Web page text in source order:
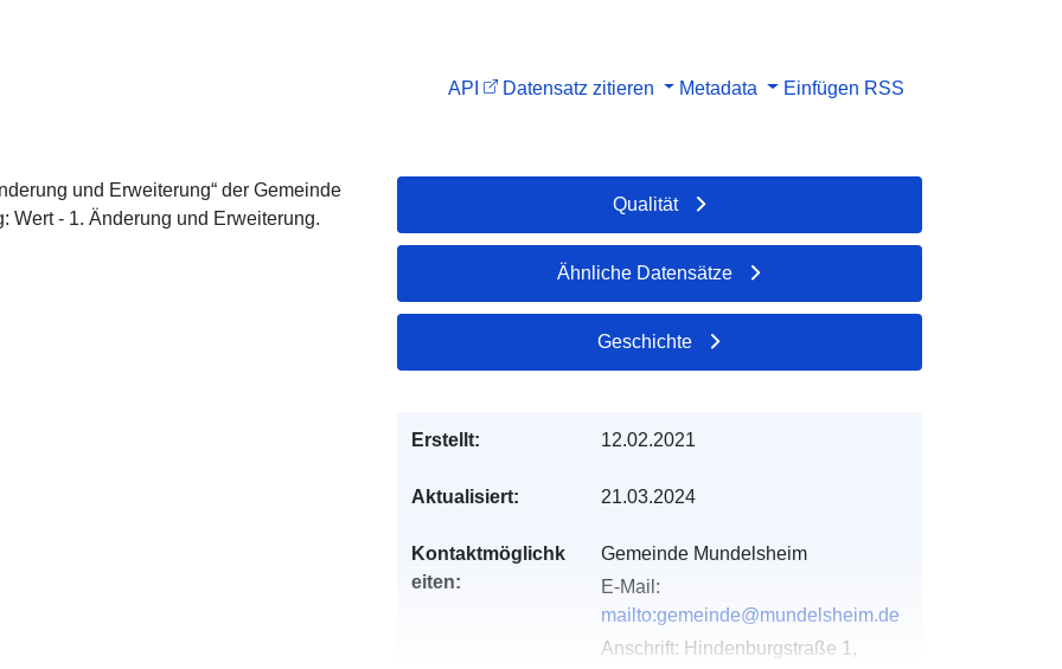
API Datensatz zitieren Metadata Einfügen RSS
und Erweiterung“ der Gemeinde
Wert - 1. Änderung und Erweiterung.
Qualität
Ähnliche Datensätze
Geschichte
Erstellt: 12.02.2021
Aktualisiert: 21.03.2024
Kontaktmöglichk
eiten:
Gemeinde Mundelsheim
E-Mail:
mailto:gemeinde@mundelsheim.de
Anschrift: Hindenburgstraße 1,